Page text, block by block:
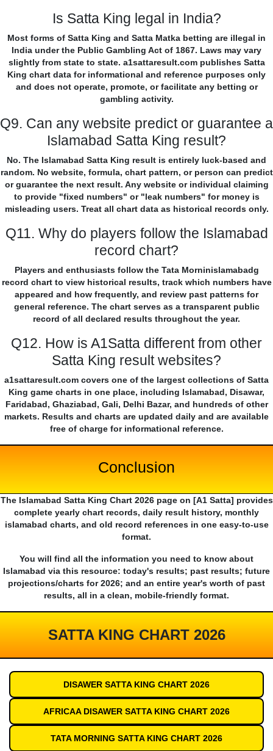
Is Satta King legal in India?
Most forms of Satta King and Satta Matka betting are illegal in
India under the Public Gambling Act of 1867. Laws may vary
slightly from state to state. a1sattaresult.com publishes Satta
King chart data for informational and reference purposes only
and does not operate, promote, or facilitate any betting or
gambling activity.
Q9. Can any website predict or guarantee a
Islamabad Satta King result?
No. The Islamabad Satta King result is entirely luck-based and
random. No website, formula, chart pattern, or person can predict
or guarantee the next result. Any website or individual claiming
to provide "fixed numbers" or "leak numbers" for money is
misleading users. Treat all chart data as historical records only.
Q11. Why do players follow the Islamabad
record chart?
Players and enthusiasts follow the Tata Morninislamabadg
record chart to view historical results, track which numbers have
appeared and how frequently, and review past patterns for
general reference. The chart serves as a transparent public
record of all declared results throughout the year.
Q12. How is A1Satta different from other
Satta King result websites?
a1sattaresult.com covers one of the largest collections of Satta
King game charts in one place, including Islamabad, Disawar,
Faridabad, Ghaziabad, Gali, Delhi Bazar, and hundreds of other
markets. Results and charts are updated daily and are available
free of charge for informational reference.
Conclusion
The Islamabad Satta King Chart 2026 page on [A1 Satta] provides
complete yearly chart records, daily result history, monthly
islamabad charts, and old record references in one easy-to-use
format.
You will find all the information you need to know about
Islamabad via this resource: today's results; past results; future
projections/charts for 2026; and an entire year's worth of past
results, all in a clean, mobile-friendly format.
SATTA KING CHART 2026
DISAWER SATTA KING CHART 2026
AFRICAA DISAWER SATTA KING CHART 2026
TATA MORNING SATTA KING CHART 2026